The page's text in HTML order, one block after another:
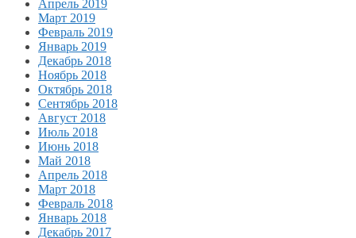
Апрель 2019
Март 2019
Февраль 2019
Январь 2019
Декабрь 2018
Ноябрь 2018
Октябрь 2018
Сентябрь 2018
Август 2018
Июль 2018
Июнь 2018
Май 2018
Апрель 2018
Март 2018
Февраль 2018
Январь 2018
Декабрь 2017